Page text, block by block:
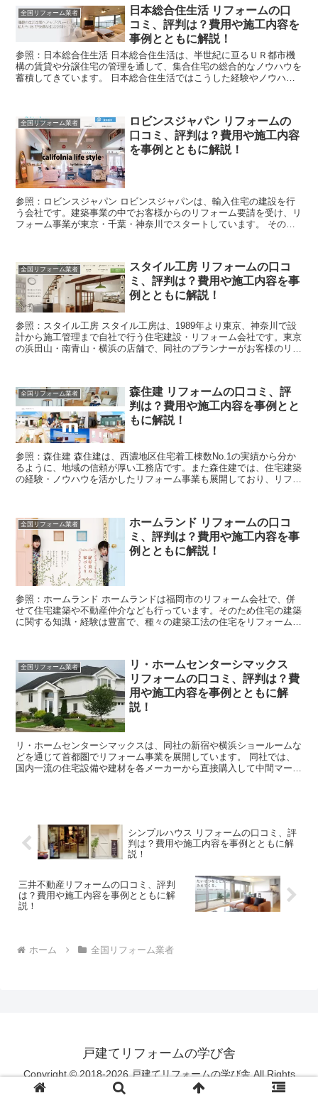
全国リフォーム業者
日本総合住生活 リフォームの口
コミ、評判は？費用や施工内容を
事例とともに解説！
参照：日本総合住生活 日本総合住生活は、半世紀に亘るＵＲ都市機
構の賃貸や分譲住宅の管理を通して、集合住宅の総合的なノウハウを
蓄積してきています。 日本総合住生活ではこうした経験やノウハウ
全国リフォーム業者
ロビンスジャパン リフォームの
口コミ、評判は？費用や施工内容
を事例とともに解説！
参照：ロビンスジャパン ロビンスジャパンは、輸入住宅の建設を行
う会社です。建築事業の中でお客様からのリフォーム要請を受け、リ
フォーム事業が東京・千葉・神奈川でスタートしています。 そのた
全国リフォーム業者
スタイル工房 リフォームの口コ
ミ、評判は？費用や施工内容を事
例とともに解説！
参照：スタイル工房 スタイル工房は、1989年より東京、神奈川で設
計から施工管理まで自社で行う住宅建設・リフォーム会社です。東京
の浜田山・南青山・横浜の店舗で、同社のプランナーがお客様のリフ
全国リフォーム業者
森住建 リフォームの口コミ、評
判は？費用や施工内容を事例とと
もに解説！
参照：森住建 森住建は、西濃地区住宅着工棟数No.1の実績から分か
るように、地域の信頼が厚い工務店です。また森住建では、住宅建築
の経験・ノウハウを活かしたリフォーム事業も展開しており、リフォ
全国リフォーム業者
ホームランド リフォームの口コ
ミ、評判は？費用や施工内容を事
例とともに解説！
参照：ホームランド ホームランドは福岡市のリフォーム会社で、併
せて住宅建築や不動産仲介なども行っています。そのため住宅の建築
に関する知識・経験は豊富で、種々の建築工法の住宅をリフォームす
全国リフォーム業者
リ・ホームセンターシマックス
リフォームの口コミ、評判は？費
用や施工内容を事例とともに解
説！
リ・ホームセンターシマックスは、同社の新宿や横浜ショールームな
どを通じて首都圏でリフォーム事業を展開しています。 同社では、
国内一流の住宅設備や建材を各メーカーから直接購入して中間マージ
シンプルハウス リフォームの口コミ、評
判は？費用や施工内容を事例とともに解
説！
三井不動産リフォームの口コミ、評判
は？費用や施工内容を事例とともに解
説！
ホーム 全国リフォーム業者
戸建てリフォームの学び舎
Copyright © 2018-2026 戸建てリフォームの学び舎 All Rights